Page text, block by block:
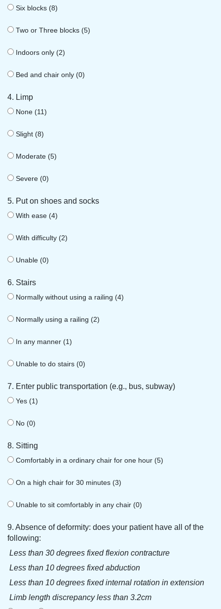
Six blocks (8)
Two or Three blocks (5)
Indoors only (2)
Bed and chair only (0)
4. Limp
None (11)
Slight (8)
Moderate (5)
Severe (0)
5. Put on shoes and socks
With ease (4)
With difficulty (2)
Unable (0)
6. Stairs
Normally without using a railing (4)
Normally using a railing (2)
In any manner (1)
Unable to do stairs (0)
7. Enter public transportation (e.g., bus, subway)
Yes (1)
No (0)
8. Sitting
Comfortably in a ordinary chair for one hour (5)
On a high chair for 30 minutes (3)
Unable to sit comfortably in any chair (0)
9. Absence of deformity: does your patient have all of the
following:
Less than 30 degrees fixed flexion contracture
Less than 10 degrees fixed abduction
Less than 10 degrees fixed internal rotation in extension
Limb length discrepancy less than 3.2cm